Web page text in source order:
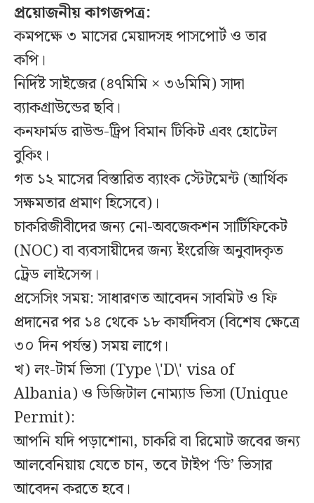
প্রয়োজনীয় কাগজপত্র:
কমপক্ষে ৩ মাসের মেয়াদসহ পাসপোর্ট ও তার
কপি।
নির্দিষ্ট সাইজের (৪৭মিমি × ৩৬মিমি) সাদা
ব্যাকগ্রাউন্ডের ছবি।
কনফার্মড রাউন্ড-ট্রিপ বিমান টিকিট এবং হোটেল
বুকিং।
গত ১২ মাসের বিস্তারিত ব্যাংক স্টেটমেন্ট (আর্থিক
সক্ষমতার প্রমাণ হিসেবে)।
চাকরিজীবীদের জন্য নো-অবজেকশন সার্টিফিকেট
(NOC) বা ব্যবসায়ীদের জন্য ইংরেজি অনুবাদকৃত
ট্রেড লাইসেন্স।
প্রসেসিং সময়: সাধারণত আবেদন সাবমিট ও ফি
প্রদানের পর ১৪ থেকে ১৮ কার্যদিবস (বিশেষ ক্ষেত্রে
৩০ দিন পর্যন্ত) সময় লাগে।
খ) লং-টার্ম ভিসা (Type \'D\' visa of
Albania) ও ডিজিটাল নোম্যাড ভিসা (Unique
Permit):
আপনি যদি পড়াশোনা, চাকরি বা রিমোট জবের জন্য
আলবেনিয়ায় যেতে চান, তবে টাইপ ‘ডি’ ভিসার
আবেদন করতে হবে।